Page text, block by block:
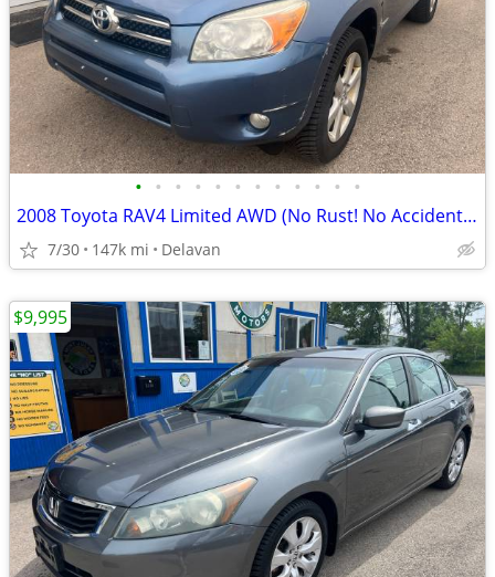
• • • • • • • • • • • •
2008 Toyota RAV4 Limited AWD (No Rust! No Accidents! New Brakes!)
7/30 147k mi Delavan
$9,995